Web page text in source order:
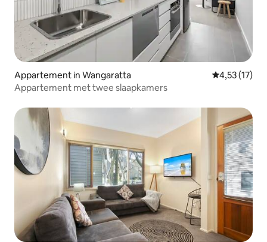
Appartement in Wangaratta Gemiddelde
4,53 (17)
Appartement met twee slaapkamers